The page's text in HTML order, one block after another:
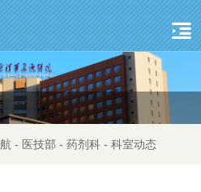
- 医技部 - 药剂科 - 科室动态